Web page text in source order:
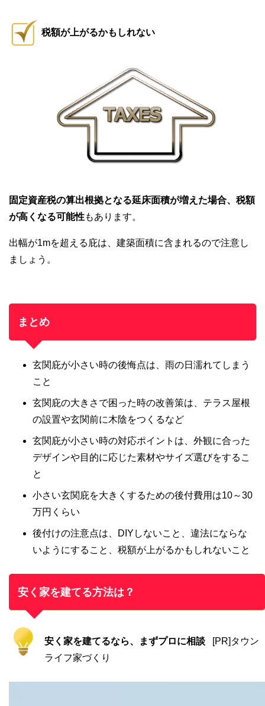
税額が上がるかもしれない
固定資産税の算出根拠となる延床面積が増えた場合、税額
が高くなる可能性もあります。
出幅が1mを超える庇は、建築面積に含まれるので注意し
ましょう。
まとめ
玄関庇が小さい時の後悔点は、雨の日濡れてしまう
こと
玄関庇の大きさで困った時の改善策は、テラス屋根
の設置や玄関前に木陰をつくるなど
玄関庇が小さい時の対応ポイントは、外観に合った
デザインや目的に応じた素材やサイズ選びをするこ
と
小さい玄関庇を大きくするための後付費用は10～30
万円くらい
後付けの注意点は、DIYしないこと、違法にならな
いようにすること、税額が上がるかもしれないこと
安く家を建てる方法は？
安く家を建てるなら、まずプロに相談
[PR]タウン
ライフ家づくり